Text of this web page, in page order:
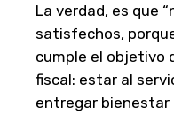
La verdad, es que
satisfechos,
cumple el objetivo
fiscal: estar al
entregar bienestar